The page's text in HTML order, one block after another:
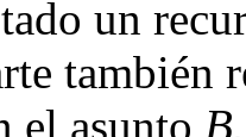
un
también
el asunto